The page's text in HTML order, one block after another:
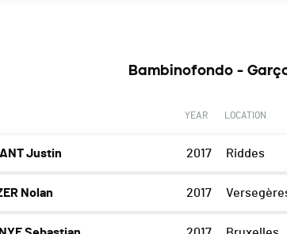
Bambinofondo -
YEAR LOCATION
Justin 2017 Riddes
Nolan 2017